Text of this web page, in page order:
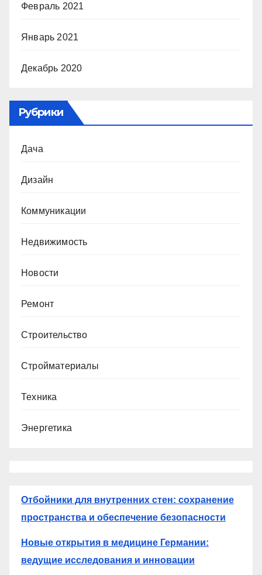
Февраль 2021
Январь 2021
Декабрь 2020
Рубрики
Дача
Дизайн
Коммуникации
Недвижимость
Новости
Ремонт
Строительство
Стройматериалы
Техника
Энергетика
Отбойники для внутренних стен: сохранение
пространства и обеспечение безопасности
Новые открытия в медицине Германии:
ведущие исследования и инновации